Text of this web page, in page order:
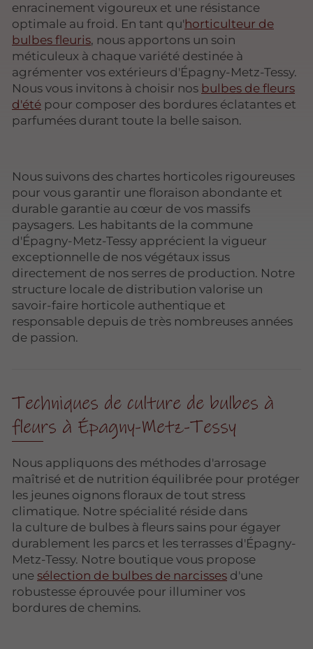
enracinement vigoureux et une résistance
optimale au froid. En tant qu'horticulteur de
bulbes fleuris, nous apportons un soin
méticuleux à chaque variété destinée à
agrémenter vos extérieurs d'Épagny-Metz-Tessy.
Nous vous invitons à choisir nos bulbes de fleurs
d'été pour composer des bordures éclatantes et
parfumées durant toute la belle saison.
Nous suivons des chartes horticoles rigoureuses
pour vous garantir une floraison abondante et
durable garantie au cœur de vos massifs
paysagers. Les habitants de la commune
d'Épagny-Metz-Tessy apprécient la vigueur
exceptionnelle de nos végétaux issus
directement de nos serres de production. Notre
structure locale de distribution valorise un
savoir-faire horticole authentique et
responsable depuis de très nombreuses années
de passion.
Techniques de culture de bulbes à
fleurs à Épagny-Metz-Tessy
Nous appliquons des méthodes d'arrosage
maîtrisé et de nutrition équilibrée pour protéger
les jeunes oignons floraux de tout stress
climatique. Notre spécialité réside dans
la culture de bulbes à fleurs sains pour égayer
durablement les parcs et les terrasses d'Épagny-
Metz-Tessy. Notre boutique vous propose
une sélection de bulbes de narcisses d'une
robustesse éprouvée pour illuminer vos
bordures de chemins.